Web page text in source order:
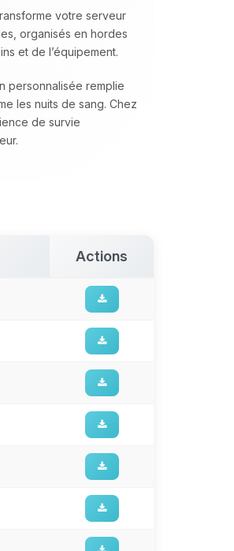
votre serveur
organisés en hordes
et de l’équipement.
personnalisée remplie
les nuits de sang. Chez
de survie
Actions